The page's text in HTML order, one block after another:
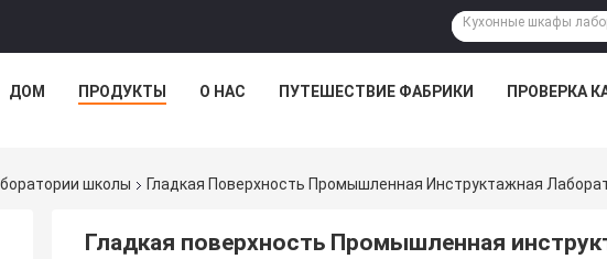
ДОМ ПРОДУКТЫ О НАС ПУТЕШЕСТВИЕ ФАБРИКИ ПРОВЕРКА
школы Гладкая Поверхность Промышленная Инструктажная
Гладкая поверхность Промышленная